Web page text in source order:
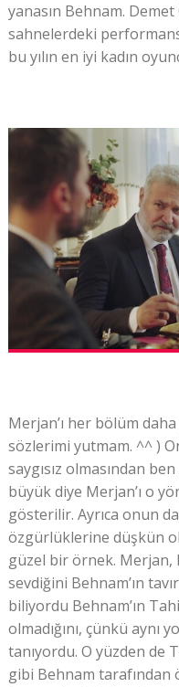
yanasın Behnam.
sahnelerdeki
bu yılın en iyi kadın
Merjan’ı her bölüm
sözlerimi yutmam. ^^ )
saygısız olmasından
büyük diye Merjan’ı o
gösterilir. Ayrıca onun
özgürlüklerine düşkün
güzel bir örnek. Merjan,
sevdiğini Behnam’ın
biliyordu Behnam’ın
olmadığını, çünkü aynı
tanıyordu. O yüzden de
gibi Behnam